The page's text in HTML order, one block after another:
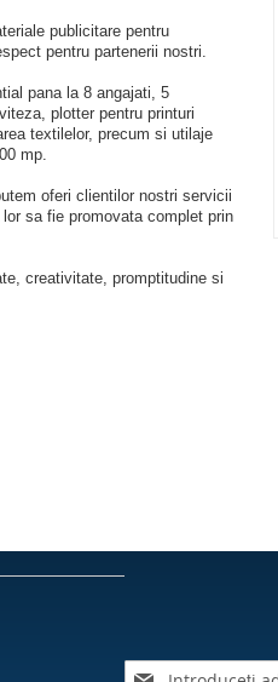
publicitare pentru
pentru partenerii nostri.
pana la 8 angajati, 5
plotter pentru printuri
textilelor, precum si utilaje
mp.
oferi clientilor nostri servicii
sa fie promovata complet prin
creativitate, promptitudine si
Inscrieți-